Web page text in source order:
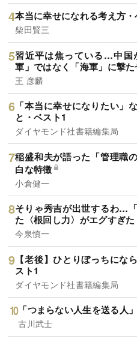
本当に幸せになれる考え方・
柴田賢三
習近平は焦っている…中国
軍」ではなく「海軍」に撃
王 彦麟
「本当に幸せになりたい」
と・ベスト1
ダイヤモンド社書籍編集局
稲盛和夫が語った「管理職
白な特徴
小倉健一
そりゃ秀吉が出世するわ…
た〈根回し力〉がエグすぎた
今泉慎一
【老後】ひとりぼっちにな
スト1
ダイヤモンド社書籍編集局
「つまらない人生を送る人
古川武士